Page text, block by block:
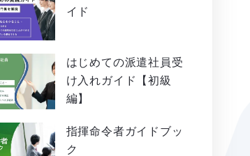
イド
はじめての派遣社員受
け入れガイド【初級
編】
指揮命令者ガイドブッ
ク